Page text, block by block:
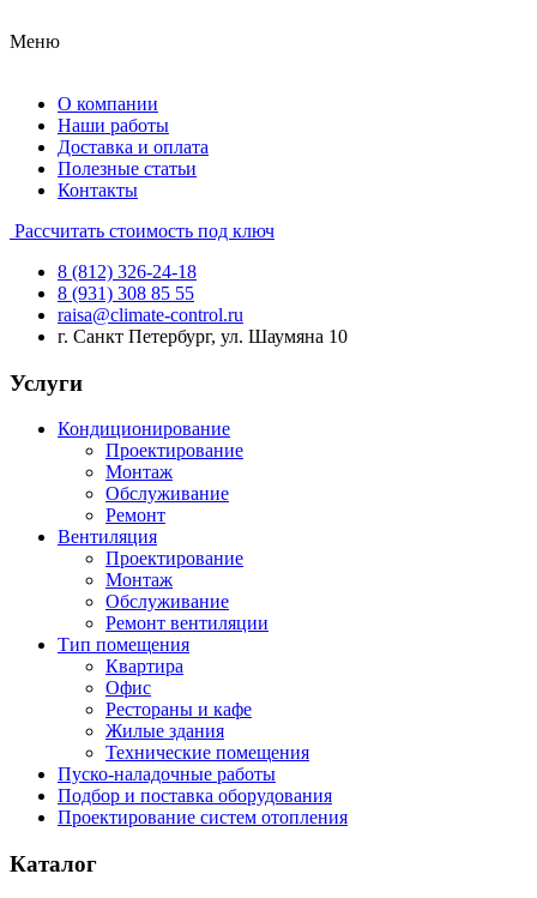
Меню
О компании
Наши работы
Доставка и оплата
Полезные статьи
Контакты
Рассчитать стоимость под ключ
8 (812) 326-24-18
8 (931) 308 85 55
raisa@climate-control.ru
г. Санкт Петербург, ул. Шаумяна 10
Услуги
Кондиционирование
Проектирование
Монтаж
Обслуживание
Ремонт
Вентиляция
Проектирование
Монтаж
Обслуживание
Ремонт вентиляции
Тип помещения
Квартира
Офис
Рестораны и кафе
Жилые здания
Технические помещения
Пуско-наладочные работы
Подбор и поставка оборудования
Проектирование систем отопления
Каталог